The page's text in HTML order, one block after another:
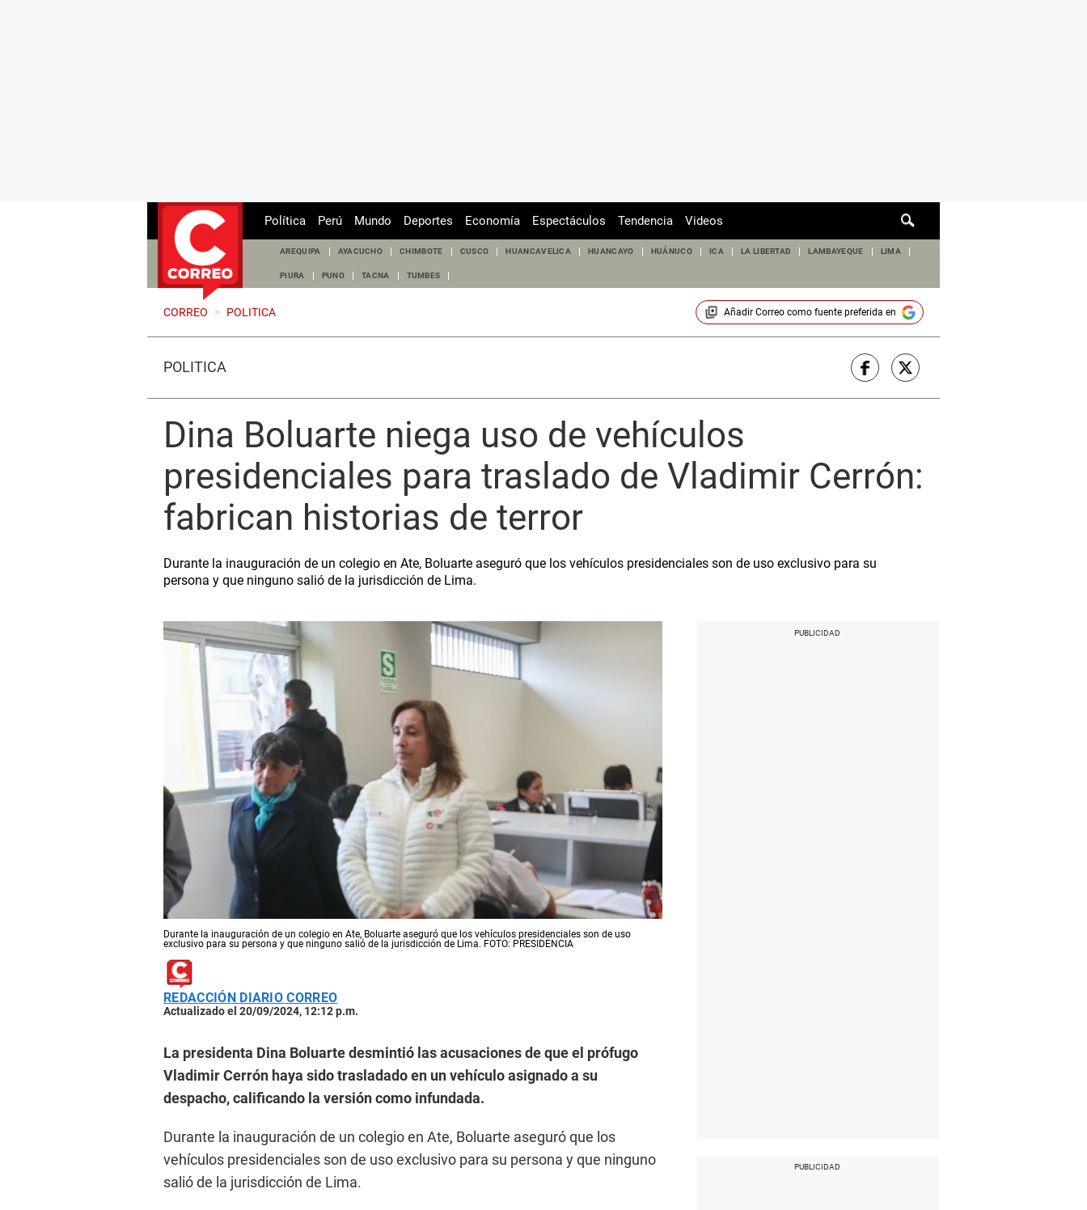
de
Política Perú Mundo Deportes Economía Espectáculos Tendencia Videos
AREQUIPA AYACUCHO CHIMBOTE CUSCO HUANCAVELICA HUANCAYO HUÁNUCO ICA LA LIBERTAD LAMBAYEQUE LIMA
PIURA PUNO TACNA TUMBES
CORREO > POLITICA Añadir Correocomo fuente preferida en
POLÍTICA
Dina Boluarte niega uso de vehículos
presidenciales para traslado de Vladimir Cerrón:
fabrican historias de terror
Durante la inauguración de un colegio en Ate, Boluarte aseguró que los vehículos presidenciales son de uso exclusivo para su
persona y que ninguno salió de la jurisdicción de Lima.
Durante la inauguración de un colegio en Ate, Boluarte aseguró que los vehículos presidenciales son de uso
exclusivo para su persona y que ninguno salió de la jurisdicción de Lima. FOTO: PRESIDENCIA
REDACCIÓN DIARIO CORREO
Actualizado el 20/09/2024, 12:12 p.m.
La presidenta Dina Boluarte desmintió las acusaciones de que el prófugo
Vladimir Cerrón haya sido trasladado en un vehículo asignado a su
despacho, calificando la versión como infundada.
Durante la inauguración de un colegio en Ate, Boluarte aseguró que los
vehículos presidenciales son de uso exclusivo para su persona y que ninguno
salió de la jurisdicción de Lima.